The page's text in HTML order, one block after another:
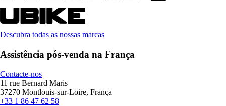
Descubra todas as nossas marcas
Assistência pós-venda na França
Contacte-nos
11 rue Bernard Maris
37270 Montlouis-sur-Loire, França
+33 1 86 47 62 58